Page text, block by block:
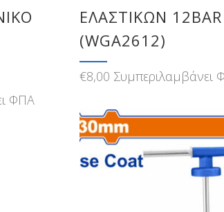
ΦΠΑ
ΕΛΑΣΤΙΚΩΝ 12BAR
(WGA2612)
€8,00 Συμπεριλαμβάνει